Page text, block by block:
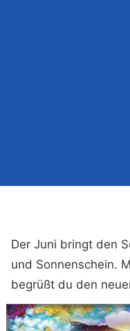
Der Juni bringt den
und Sonnenschein.
begrüßt du den